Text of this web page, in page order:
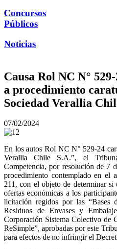
Concursos
Públicos
Noticias
Causa Rol NC N°
a procedimiento
Sociedad Verallia
07/02/2024
En los autos Rol NC N° 529-24
Verallia Chile S.A.”, el
Competencia, por resolución de 7
procedimiento contemplado en
211, con el objeto de determinar si
ofertas económicas a los
licitación regidos por las “Bases
Residuos de Envases y
Corporación Sistema Colectivo de
ReSimple”, aprobadas por este
para efectos de no infringir el